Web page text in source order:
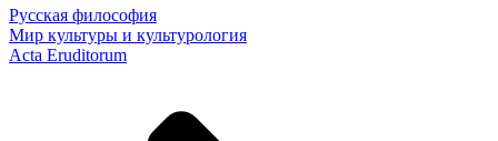
Русская философия
Мир культуры и культурология
Acta Eruditorum